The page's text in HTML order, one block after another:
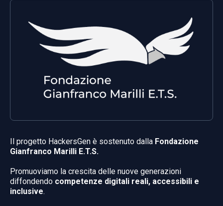
Il progetto HackersGen è sostenuto dalla Fondazione
Gianfranco Marilli E.T.S.
Promuoviamo la crescita delle nuove generazioni
diffondendo competenze digitali reali, accessibili e
inclusive.